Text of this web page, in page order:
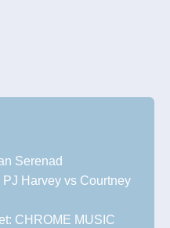
Serenad
Harvey vs Courtney
CHROME MUSIC